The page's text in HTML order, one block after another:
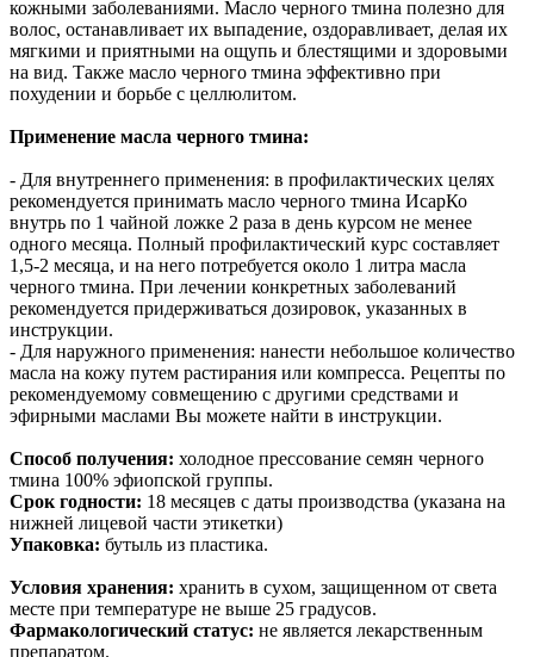
кожными заболеваниями. Масло черного тмина полезно для
волос, останавливает их выпадение, оздоравливает, делая их
мягкими и приятными на ощупь и блестящими и здоровыми
на вид. Также масло черного тмина эффективно при
похудении и борьбе с целлюлитом.
Применение масла черного тмина:
- Для внутреннего применения: в профилактических целях
рекомендуется принимать масло черного тмина ИсарКо
внутрь по 1 чайной ложке 2 раза в день курсом не менее
одного месяца. Полный профилактический курс составляет
1,5-2 месяца, и на него потребуется около 1 литра масла
черного тмина. При лечении конкретных заболеваний
рекомендуется придерживаться дозировок, указанных в
инструкции.
- Для наружного применения: нанести небольшое количество
масла на кожу путем растирания или компресса. Рецепты по
рекомендуемому совмещению с другими средствами и
эфирными маслами Вы можете найти в инструкции.
Способ получения: холодное прессование семян черного
тмина 100% эфиопской группы.
Срок годности: 18 месяцев с даты производства (указана на
нижней лицевой части этикетки)
Упаковка: бутыль из пластика.
Условия хранения: хранить в сухом, защищенном от света
месте при температуре не выше 25 градусов.
Фармакологический статус: не является лекарственным
препаратом.